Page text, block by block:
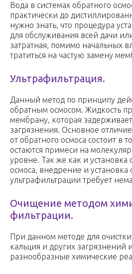
Вода в системах обратного
практически до
нужно знать, что процедура
для обслуживания всей дачи
затратная, помимо начальных
тратиться на частую замену
Ультрафильтрация.
Данный метод по принципу
обратным осмосом. Жидкость
мембрану, которая
загрязнения. Основное
от обратного осмоса состоит в
остаются примеси на
уровне. Так же как и установка
осмоса, внедрение и установка
ультрафильтрации требует
Очищение методом
фильтрации.
При данном методе для
кальция и других загрязнений
разнообразные химические